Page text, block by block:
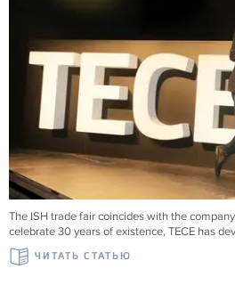
The ISH trade fair coincides with the
celebrate 30 years of existence, TECE has
ЧИТАТЬ СТАТЬЮ